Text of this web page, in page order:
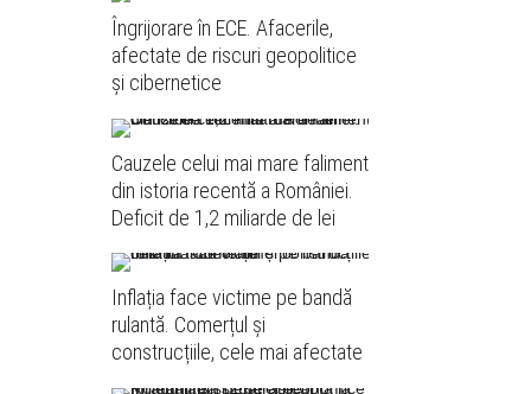
Îngrijorare în ECE. Afacerile,
afectate de riscuri geopolitice
și cibernetice
Cauzele celui mai mare faliment
din istoria recentă a României.
Deficit de 1,2 miliarde de lei
Inflația face victime pe bandă
rulantă. Comerțul și
construcțiile, cele mai afectate